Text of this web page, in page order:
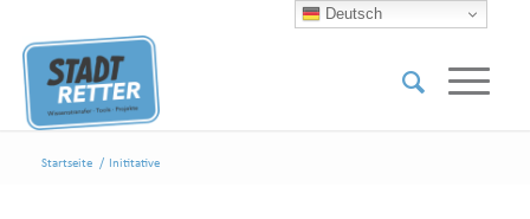
Startseite / Inititative
Deutsch